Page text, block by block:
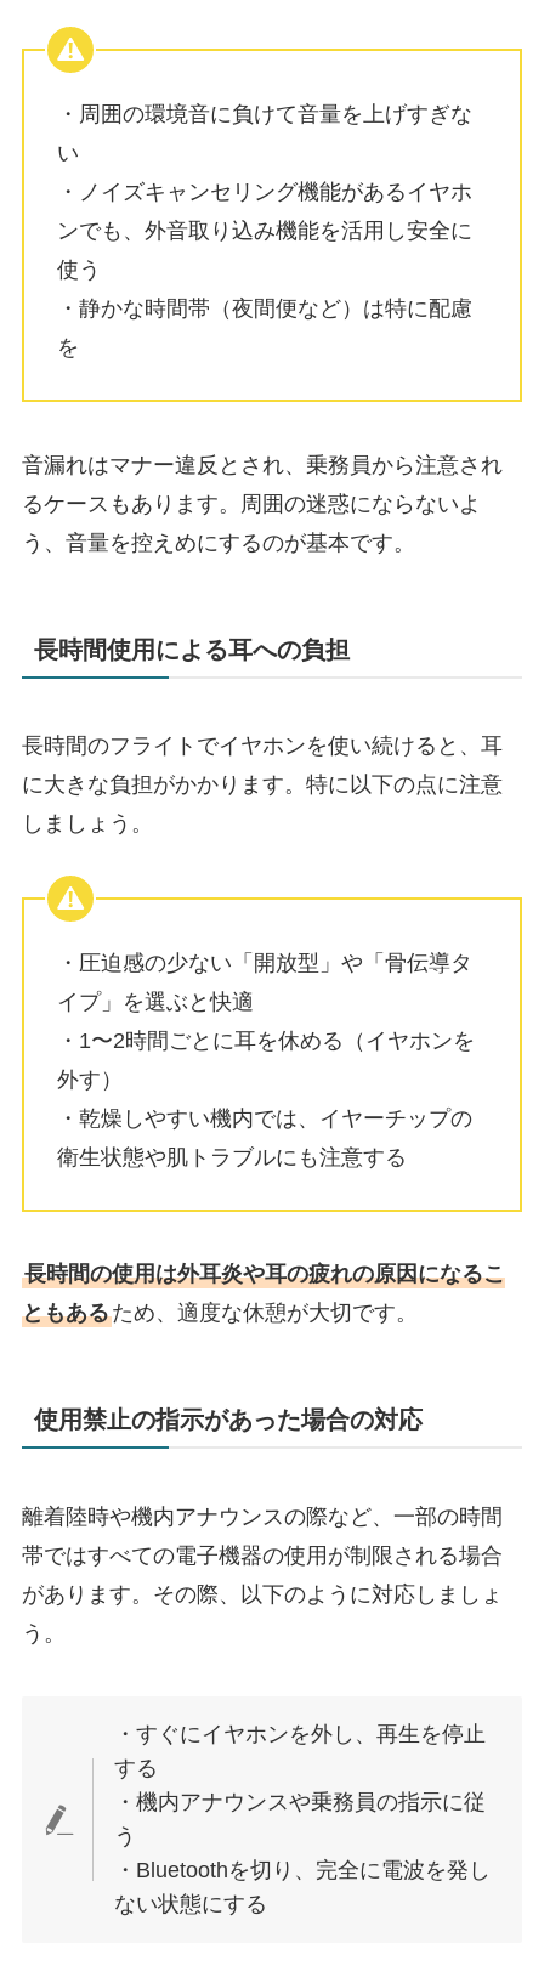
・周囲の環境音に負けて音量を上げすぎな
い
・ノイズキャンセリング機能があるイヤホ
ンでも、外音取り込み機能を活用し安全に
使う
・静かな時間帯（夜間便など）は特に配慮
を
音漏れはマナー違反とされ、乗務員から注意され
るケースもあります。周囲の迷惑にならないよ
う、音量を控えめにするのが基本です。
長時間使用による耳への負担
長時間のフライトでイヤホンを使い続けると、耳
に大きな負担がかかります。特に以下の点に注意
しましょう。
・圧迫感の少ない「開放型」や「骨伝導タ
イプ」を選ぶと快適
・1〜2時間ごとに耳を休める（イヤホンを
外す）
・乾燥しやすい機内では、イヤーチップの
衛生状態や肌トラブルにも注意する
長時間の使用は外耳炎や耳の疲れの原因になるこ
ともあるため、適度な休憩が大切です。
使用禁止の指示があった場合の対応
離着陸時や機内アナウンスの際など、一部の時間
帯ではすべての電子機器の使用が制限される場合
があります。その際、以下のように対応しましょ
う。
・すぐにイヤホンを外し、再生を停止
する
・機内アナウンスや乗務員の指示に従
う
・Bluetoothを切り、完全に電波を発し
ない状態にする